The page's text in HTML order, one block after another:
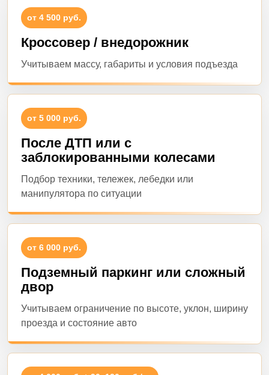
от 4 500 руб.
Кроссовер / внедорожник
Учитываем массу, габариты и условия подъезда
от 5 000 руб.
После ДТП или с
заблокированными колесами
Подбор техники, тележек, лебедки или
манипулятора по ситуации
от 6 000 руб.
Подземный паркинг или сложный
двор
Учитываем ограничение по высоте, уклон, ширину
проезда и состояние авто